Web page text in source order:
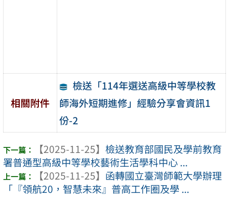
相關附件
檢送「114年選送高級中等學校教
師海外短期進修」經驗分享會資訊1
份-2
【2025-11-25】 檢送教育部國民及學前教育
署普通型高級中等學校藝術生活學科中心 ...
【2025-11-25】 函轉國立臺灣師範大學辦理
「『領航20，智慧未來』普高工作圈及學 ...